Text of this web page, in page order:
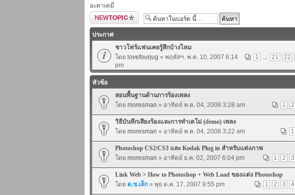
อะคาเดมี่
ตั้งกระทู้ใหม่
ประกาศ
ชาวโฟร์แฟนเคยรู้สึกบ้างไหม
1
... 21 22
โดย lovefourjug » พฤหัสฯ. พ.ค. 10, 2007 6:14
pm
หัวข้อ
สอนพื้นฐานด้านการร้องเพลง
1
2
โดย moresman » อาทิตย์ พ.ค. 04, 2008 3:28 am
วิธีบันทึกเสียงร้องและการทำเดโม่ (demo) เพลง
1
โดย moresman » อาทิตย์ พ.ค. 04, 2008 3:22 am
Photoshop CS2/CS3 และ Kodak Plug in สำหรับแต่งภาพ
1
2 3
โดย moresman » อาทิตย์ ธ.ค. 02, 2007 6:04 pm
Link Web > How to Photoshop + Web Load ของแต่ง Photoshop
1
2 3 4
โดย ด.ช.เล็ก » พุธ ต.ค. 17, 2007 9:55 pm